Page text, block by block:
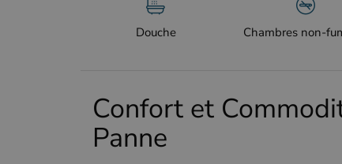
Douche Chambres non-
Confort et
Panne